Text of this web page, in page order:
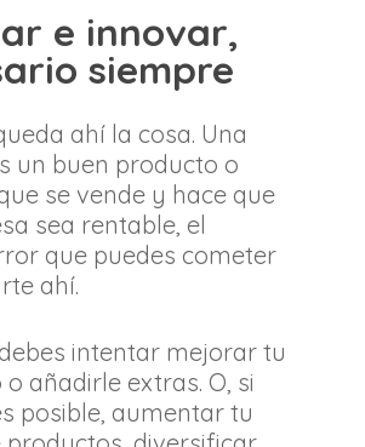
e innovar,
siempre
ahí la cosa. Una
un buen producto o
se vende y hace que
sea rentable, el
que puedes cometer
ahí.
intentar mejorar tu
añadirle extras. O, si
posible, aumentar tu